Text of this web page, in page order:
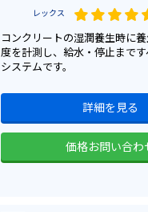
レックス
コンクリートの湿潤養生時に
度を計測し、給水・停止まで
システムです。
詳細を見る
価格お問い合わ